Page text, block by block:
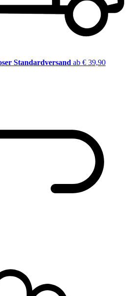
Standardversand ab € 39,90